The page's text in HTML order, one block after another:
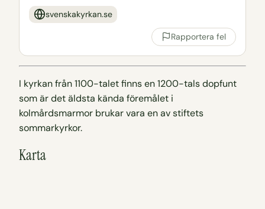
svenskakyrkan.se
Rapportera fel
I kyrkan från 1100-talet finns en 1200-tals dopfunt
som är det äldsta kända föremålet i
kolmårdsmarmor brukar vara en av stiftets
sommarkyrkor.
Karta